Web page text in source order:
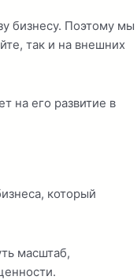
бизнесу. Поэтому мы
так и на внешних
на его развитие в
который
масштаб,